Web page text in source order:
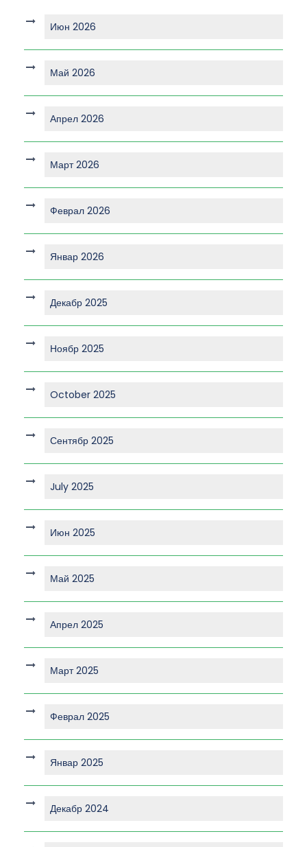
Июн 2026
Май 2026
Апрел 2026
Март 2026
Феврал 2026
Январ 2026
Декабр 2025
Ноябр 2025
October 2025
Сентябр 2025
July 2025
Июн 2025
Май 2025
Апрел 2025
Март 2025
Феврал 2025
Январ 2025
Декабр 2024